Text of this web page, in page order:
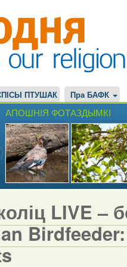
ПТУШАК Пра БАФК
АПОШНІЯ ФОТАЗДЫМКІ
LIVE –